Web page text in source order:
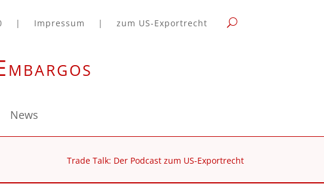
| Impressum | zum US-Exportrecht
News
Trade Talk: Der Podcast zum US-Exportrecht